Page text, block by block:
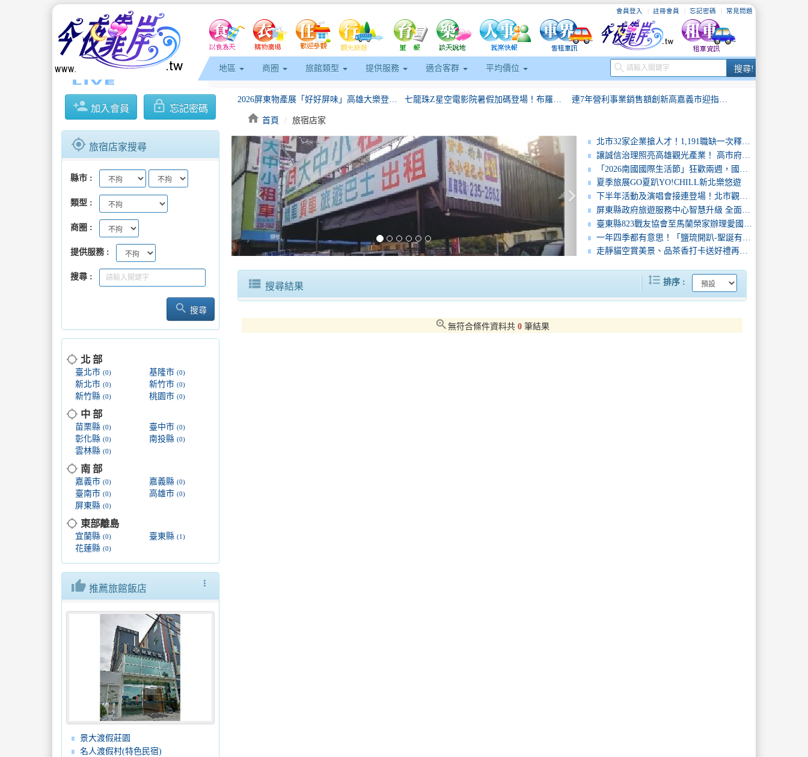
會員登入 註冊會員 忘記密碼 常見問題
地區 商圈 旅館類型 提供服務 適合客群 平均價位
搜
尋
search 搜尋!
person_add 加入會員 lock_outline 忘記密碼
gps_fixed 旅宿店家搜尋
縣市
類型
商圈
提供服務
搜尋
search 搜尋
location_searching 北 部
臺北市 (0) 基隆市(0)
新北市 (0) 新竹市(0)
新竹縣 (0) 桃園市(0)
location_searching 中 部
苗栗縣 (0) 臺中市(0)
彰化縣 (0) 南投縣(0)
雲林縣 (0)
location_searching 南 部
嘉義市 (0) 嘉義縣(0)
臺南市 (0) 高雄市(0)
屏東縣 (0)
location_searching 東部離島
宜蘭縣 (0) 臺東縣(1)
花蓮縣 (0)
more_vert
thumb_up 推薦旅館飯店
景大渡假莊園
名人渡假村(特色民宿)
2026屏東物產展「好好屏味」高雄大樂登場 30家在地品牌齊聚 展售至5月14日 七龍珠Z星空電影院暑假加碼登場！布羅利劇場版7月21日18時15分免費放映 限量發送1,000支《七龍珠Z》主題透扇 連7年營利事業銷售額創新高嘉義市迎指標餐飲品牌金色三麥雲嘉地區首店進駐
北市原民會助原民青年打造永續品牌「原草文明」正式進駐台北福華大飯店 屏東好味登場台北世貿一館 2026台灣美食展屏東館開幕 展現南國食材與職人創意
竹田頓物驛3/21開幕倒數！ 餐飲、住宿、展演一次到位 打造慢城客家旅遊新體驗 TTONE跨越式成果發表 以智慧驅動縣政、打造高效便民服務 韓職樂天巨人完成台南春訓任務
商圈精彩活動臺南耶誕城等你來體驗 臺南發佈「性別友善旅宿」、「民宿經營公約標章」及「露營場標示牌」打造國際觀光城市
2026屏東物產展「好好屏味」高雄大樂登場 30家在地品牌齊聚 展售至5月14日 七龍珠Z星空電影院暑假加碼登場！布羅利劇場版7月21日18時15分免費放映 限量發送1,000支《七龍珠Z》主題透扇 連7年營利事業銷售額創新高嘉義市迎指標餐飲品牌金色三麥雲嘉地區首店進駐
新園國中男、女排共闖甲級聯賽決賽 縣長授旗勉勵 期許再創佳績
home 首頁 旅宿店家
keyboard_arrow_left keyboard_arrow_right
北市32家企業搶人才！1,191職缺一次釋出高薪職缺吸睛無經驗也能應徵
讓誠信治理照亮高雄觀光產業！ 高市府攜手產官學訓，共創餐旅專業倫理新世代
「2026南國國際生活節」狂歡兩週，國際卡司齊聚，讓更多國家看見不一樣的音樂節！
夏季旅展GO夏趴YO!CHILL新北樂悠遊
下半年活動及演唱會接連登場！北市觀傳局加強查緝非法日租守護旅客住宿安全
屏東縣政府旅遊服務中心智慧升級 全面啟用數位看板播放器 打造即時資訊觀光新體驗
臺東縣823戰友協會至馬蘭榮家辦理愛國精神宣揚與入住服務介紹
一年四季都有意思！「鹽琉開趴-聖誕有意思」海港聖誕閃耀新園
走靜貓空賞美景、品茶香打卡送好禮再抽iPhone17Pro
format_line_spacing 排序
view_list 搜尋結果
zoom_in 無符合條件資料共 0筆結果